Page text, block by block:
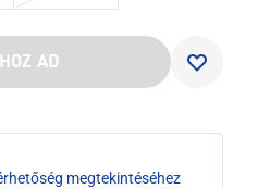
AD
megtekintéséhez